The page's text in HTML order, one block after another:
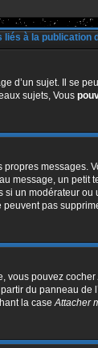
liés à la publication
sujet. Il se
sujets, Vous
message, un petit
un modérateur
pas
vous pouvez cocher
du panneau de
la caseAttacher